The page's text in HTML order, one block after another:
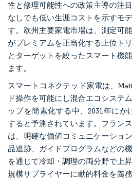
性と修理可能性への政策主導の注
なしでも低い生涯コストを示すモ
す。欧州主要家電市場は、測定可
がプレミアムを正当化する上位ト
とターゲットを絞ったスマート機
ます。
スマートコネクテッド家電は、
ド操作を可能にし混合エコシステ
ップを簡素化する中、2031年にか
すると予測されています。フラン
は、明確な価値コミュニケーショ
品追跡、ガイドプログラムなどの
を通じて冷却・調理の両分野で上
規模サプライヤーに動的料金を義